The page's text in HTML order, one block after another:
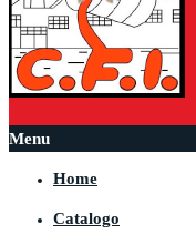
Menu
Home
Catalogo